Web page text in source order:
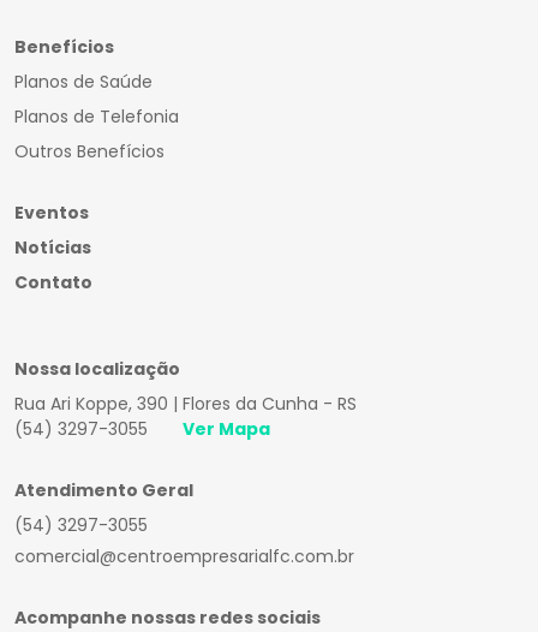
Benefícios
Planos de Saúde
Planos de Telefonia
Outros Benefícios
Eventos
Notícias
Contato
Nossa localização
Rua Ari Koppe, 390 | Flores da Cunha - RS
(54) 3297-3055
Ver Mapa
Atendimento Geral
(54) 3297-3055
comercial@centroempresarialfc.com.br
Acompanhe nossas redes sociais